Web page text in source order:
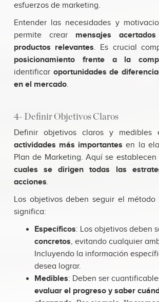
esfuerzos de marketing.
Entender las necesidades y
permite crear mensajes
productos relevantes. Es crucial
posicionamiento frente a la
identificar oportunidades de
en el mercado.
4- Definir Objetivos Claros
Definir objetivos claros y
actividades más importantes en la
Plan de Marketing. Aquí se establecen
cuales se dirigen todas las
acciones.
Los objetivos deben seguir el método
significa:
Específicos: Los objetivos deben
concretos, evitando cualquier
Incluyendo la información
desea lograr.
Medibles: Deben ser
evaluar el progreso y saber